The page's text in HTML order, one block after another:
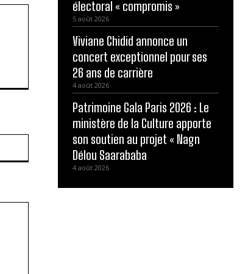
électoral « compromis »
5 août 2026
Viviane Chidid annonce un
concert exceptionnel pour ses
26 ans de carrière
4 août 2026
Patrimoine Gala Paris 2026 : Le
ministère de la Culture apporte
son soutien au projet « Nagn
Délou Saarababa
4 août 2026